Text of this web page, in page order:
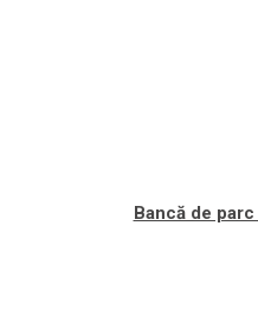
Bancă de